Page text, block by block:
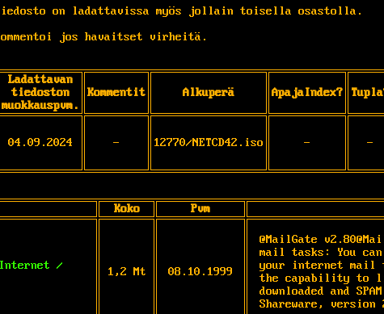
tiedosto on ladattavissa myös jollain toisella osastolla.
jos havaitset virheitä.
Ladattavan
tiedoston
muokkauspvm.
Kommentit Alkuperä ApajaIndex?
04.09.2024 - 12770/NETCD42.iso - -
Koko Pvm
/
1,2 Mt 08.10.1999
@MailGate
mail tasks: You
your internet mail
the capability to
downloaded and
Shareware, version